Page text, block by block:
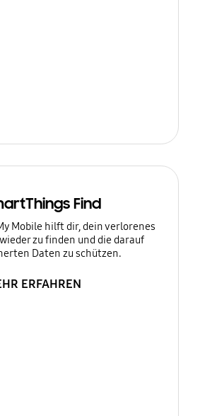
Find
Mobile hilft dir, dein verlorenes
zu finden und die darauf
Daten zu schützen.
ERFAHREN